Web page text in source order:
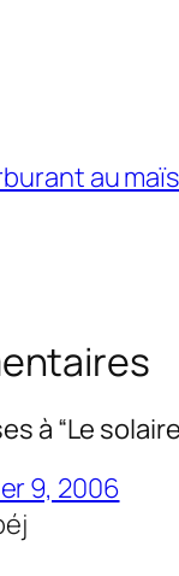
au
à “Le
9, 2006